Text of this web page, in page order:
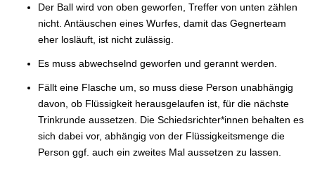
Der Ball wird von oben geworfen, Treffer von unten zählen
nicht. Antäuschen eines Wurfes, damit das Gegnerteam
eher losläuft, ist nicht zulässig.
Es muss abwechselnd geworfen und gerannt werden.
Fällt eine Flasche um, so muss diese Person unabhängig
davon, ob Flüssigkeit herausgelaufen ist, für die nächste
Trinkrunde aussetzen. Die Schiedsrichter*innen behalten es
sich dabei vor, abhängig von der Flüssigkeitsmenge die
Person ggf. auch ein zweites Mal aussetzen zu lassen.